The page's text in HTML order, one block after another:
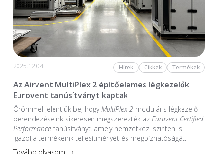
2025.12.04. Hírek Cikkek Termékek
Az Airvent MultiPlex 2 építőelemes légkezelők
Eurovent tanúsítványt kaptak
Örömmel jelentjük be, hogyMultiPlex 2moduláris légkezelő
berendezéseink sikeresen megszerezték az Eurovent Certified
Performancetanúsítványt, amely nemzetközi szinten is
igazolja termékeink teljesítményét és megbízhatóságát.
Tovább olvasom →